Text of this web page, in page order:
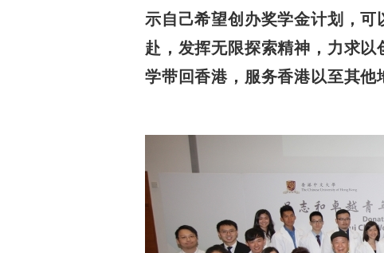
示自己希望创办奖学金计划，
赴，发挥无限探索精神，力求
学带回香港，服务香港以至其他